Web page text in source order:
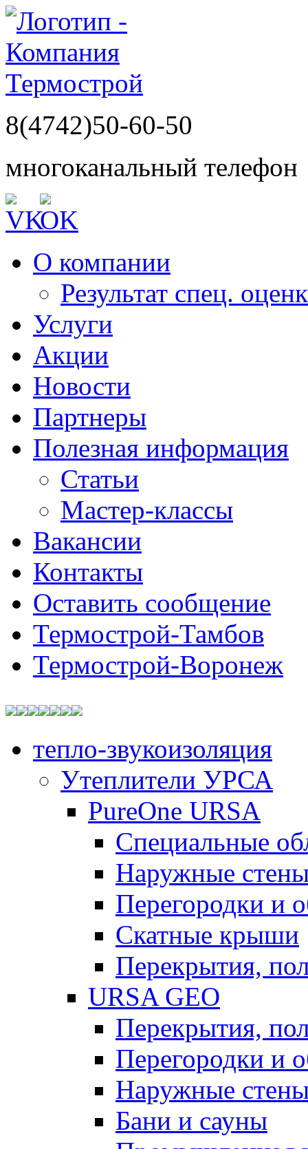
8(4742)50-60-50
многоканальный телефон
О компании
Результат спец.
Услуги
Акции
Новости
Партнеры
Полезная информация
Статьи
Мастер-классы
Вакансии
Контакты
Оставить сообщение
Термострой-Тамбов
Термострой-Воронеж
тепло-звукоизоляция
Утеплители УРСА
PureOne URSA
Специальные
Наружные
Перегородки и
Скатные крыши
Перекрытия,
URSA GEO
Перекрытия,
Перегородки и
Наружные
Бани и сауны